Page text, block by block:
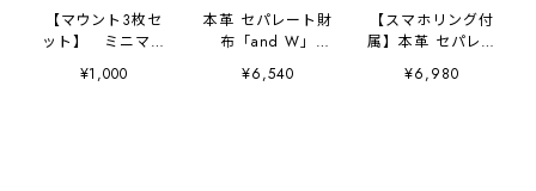
【マウント3枚セ
ット】 ミニマム
財布「and W」・
無段階スタンド
¥1,000
本革 セパレート財
布「and W」
separate 財布 ス
マホショルダー ミ
¥6,540
【スマホリング付
属】本革 セパレー
ト財布「and W」
separate 財布 ス
¥6,980